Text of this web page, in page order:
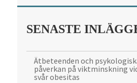
SENASTE
Ätbeteenden och
påverkan på viktminskning
svår obesitas